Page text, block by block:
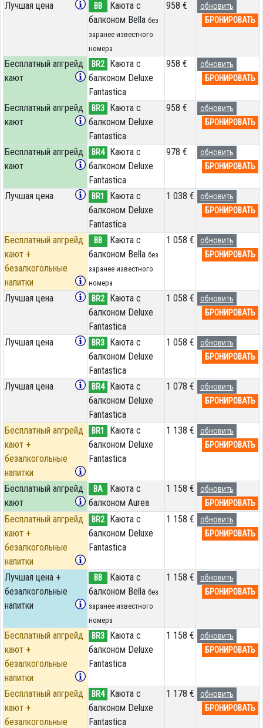
Лучшая цена BB
Каюта с
балконом Bella без
заранее известного
номера
958 €
обновить
БРОНИРОВАТЬ
Бесплатный апгрейд
кают
BR2
Каюта с
балконом Deluxe
Fantastica
958 €
обновить
БРОНИРОВАТЬ
Бесплатный апгрейд
кают
BR3
Каюта с
балконом Deluxe
Fantastica
958 €
обновить
БРОНИРОВАТЬ
Бесплатный апгрейд
кают
BR4
Каюта с
балконом Deluxe
Fantastica
978 €
обновить
БРОНИРОВАТЬ
Лучшая цена BR1
Каюта с
балконом Deluxe
Fantastica
1 038 €
обновить
БРОНИРОВАТЬ
Бесплатный апгрейд
кают +
безалкогольные
напитки
BB
Каюта с
балконом Bella без
заранее известного
номера
1 058 €
обновить
БРОНИРОВАТЬ
Лучшая цена BR2
Каюта с
балконом Deluxe
Fantastica
1 058 €
обновить
БРОНИРОВАТЬ
Лучшая цена BR3
Каюта с
балконом Deluxe
Fantastica
1 058 €
обновить
БРОНИРОВАТЬ
Лучшая цена BR4
Каюта с
балконом Deluxe
Fantastica
1 078 €
обновить
БРОНИРОВАТЬ
Бесплатный апгрейд
кают +
безалкогольные
напитки
BR1
Каюта с
балконом Deluxe
Fantastica
1 138 €
обновить
БРОНИРОВАТЬ
Бесплатный апгрейд
кают
BA
Каюта с
балконом Aurea
1 158 €
обновить
БРОНИРОВАТЬ
Бесплатный апгрейд
кают +
безалкогольные
напитки
BR2
Каюта с
балконом Deluxe
Fantastica
1 158 €
обновить
БРОНИРОВАТЬ
Лучшая цена +
безалкогольные
напитки
BB
Каюта с
балконом Bella без
заранее известного
номера
1 158 €
обновить
БРОНИРОВАТЬ
Бесплатный апгрейд
кают +
безалкогольные
напитки
BR3
Каюта с
балконом Deluxe
Fantastica
1 158 €
обновить
БРОНИРОВАТЬ
Бесплатный апгрейд
кают +
безалкогольные
BR4
Каюта с
балконом Deluxe
Fantastica
1 178 €
обновить
БРОНИРОВАТЬ